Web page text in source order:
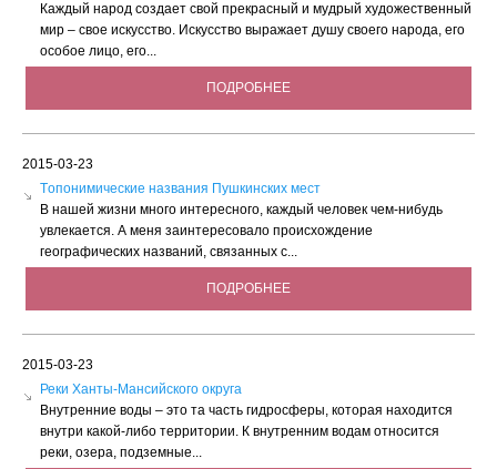
Каждый народ создает свой прекрасный и мудрый художественный
мир – свое искусство. Искусство выражает душу своего народа, его
особое лицо, его...
ПОДРОБНЕЕ
2015-03-23
Tопонимические названия Пушкинских мест
В нашей жизни много интересного, каждый человек чем-нибудь
увлекается. А меня заинтересовало происхождение
географических названий, связанных с...
ПОДРОБНЕЕ
2015-03-23
Реки Ханты-Мансийского округа
Внутренние воды – это та часть гидросферы, которая находится
внутри какой-либо территории. К внутренним водам относится
реки, озера, подземные...